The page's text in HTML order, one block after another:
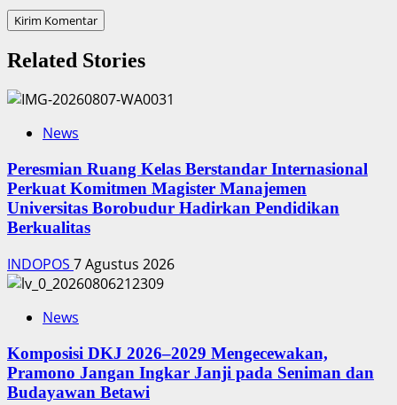
Related Stories
News
Peresmian Ruang Kelas Berstandar Internasional
Perkuat Komitmen Magister Manajemen
Universitas Borobudur Hadirkan Pendidikan
Berkualitas
INDOPOS 7 Agustus 2026
News
Komposisi DKJ 2026–2029 Mengecewakan,
Pramono Jangan Ingkar Janji pada Seniman dan
Budayawan Betawi